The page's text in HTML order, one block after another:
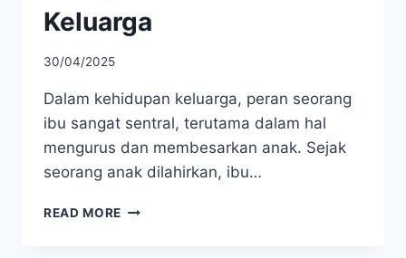
Keluarga
30/04/2025
Dalam kehidupan keluarga, peran seorang
ibu sangat sentral, terutama dalam hal
mengurus dan membesarkan anak. Sejak
seorang anak dilahirkan, ibu…
READ MORE PERAN